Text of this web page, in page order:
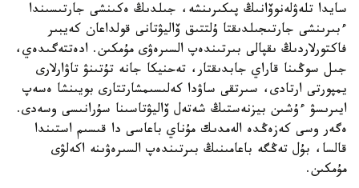
سايدا تلەۋلەنوۆانىڭ پىكىرىنشە، جىلدىڭ ەكىنشى جارتىسىندا
ءبىرىنشى جارتىجىلدىقتا ۇلتتىق ۆاليۋتانى قولداعان كەيبىر
فاكتورلاردىڭ ىقپالى بىرتىندەپ السىرەۋى مۇمكىن. ادەتتەگىدەي،
جىل سوڭىنا قاراي جابدىقتار، تەحنيكا جانە تۇتىنۋ تاۋارلارى
يمپورتى ارتادى، سىرتقى ساۋدا كەلىسىمشارتتارى بويىنشا ەسەپ
ايىرىسۋ ءۇشىن بيزنەستىڭ شەتەل ۆاليۋتاسىنا سۇرانىسى وسەدى.
ەگەر وسى كەزەڭدە الەمدىك مۇناي باعاسى دا قىسىم استىندا
قالسا، بۇل تەڭگە باعامىنىڭ بىرتىندەپ السىرەۋىنە اكەلۋى
مۇمكىن.